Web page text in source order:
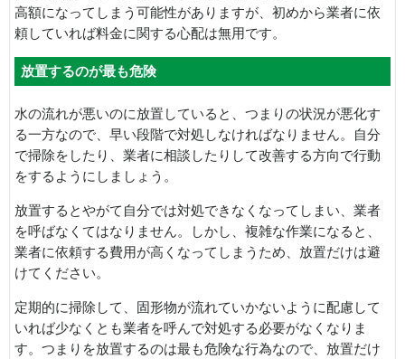
高額になってしまう可能性がありますが、初めから業者に依
頼していれば料金に関する心配は無用です。
放置するのが最も危険
水の流れが悪いのに放置していると、つまりの状況が悪化す
る一方なので、早い段階で対処しなければなりません。自分
で掃除をしたり、業者に相談したりして改善する方向で行動
をするようにしましょう。
放置するとやがて自分では対処できなくなってしまい、業者
を呼ばなくてはなりません。しかし、複雑な作業になると、
業者に依頼する費用が高くなってしまうため、放置だけは避
けてください。
定期的に掃除して、固形物が流れていかないように配慮して
いれば少なくとも業者を呼んで対処する必要がなくなりま
す。つまりを放置するのは最も危険な行為なので、放置だけ